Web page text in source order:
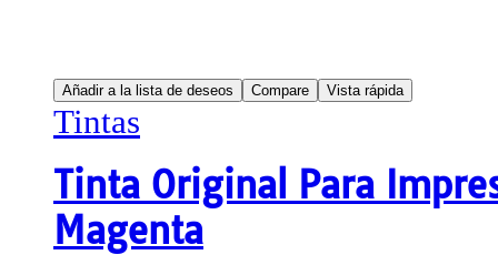
Añadir a la lista de deseos Compare Vista rápida
Tintas
Tinta Original Para
Magenta